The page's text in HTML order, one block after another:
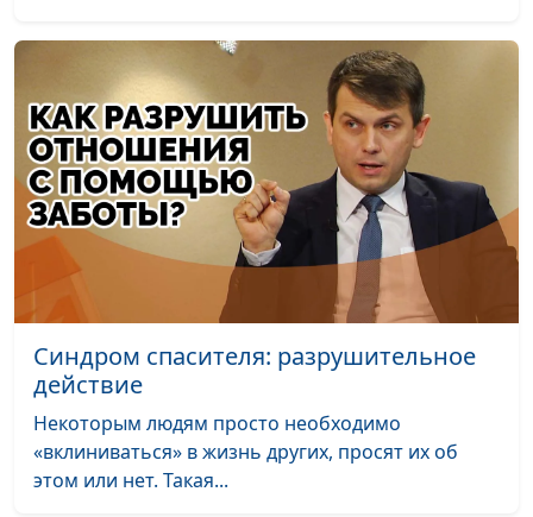
Синдром спасителя: разрушительное
действие
Некоторым людям просто необходимо
«вклиниваться» в жизнь других, просят их об
этом или нет. Такая...